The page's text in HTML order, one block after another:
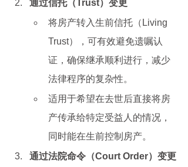
通过信托（Trust）变更
将房产转入生前信托（Living
Trust），可有效避免遗嘱认
证，确保继承顺利进行，减少
法律程序的复杂性。
适用于希望在去世后直接将房
产传承给特定受益人的情况，
同时能在生前控制房产。
通过法院命令（Court Order）变更